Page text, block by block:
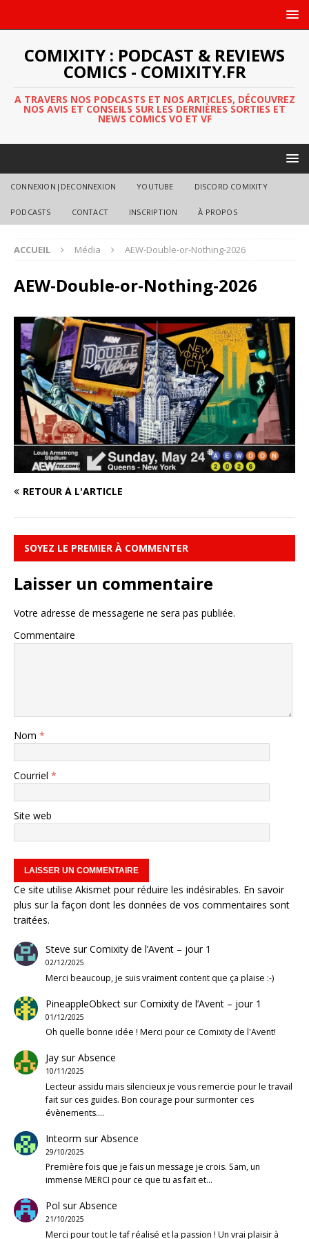
COMIXITY : PODCAST & REVIEWS
COMICS - COMIXITY.FR
A TRAVERS NOS PODCASTS ET NOS ARTICLES, DÉCOUVREZ
NOS AVIS ET CONSEILS SUR LES DERNIÈRES SORTIES ET
NEWS COMICS VO ET VF
CONNEXION|DECONNEXION YOUTUBE DISCORD COMIXITY
PODCASTS CONTACT INSCRIPTION À PROPOS
ACCUEIL Média AEW-Double-or-Nothing-2026
AEW-Double-or-Nothing-2026
RETOUR À L'ARTICLE
SOYEZ LE PREMIER À COMMENTER
Laisser un commentaire
Votre adresse de messagerie ne sera pas publiée.
Commentaire
Nom *
Courriel *
Site web
Ce site utilise Akismet pour réduire les indésirables. En savoir
plus sur la façon dont les données de vos commentaires sont
traitées.
Steve surComixity de l’Avent – jour 1
02/12/2025
Merci beaucoup, je suis vraiment content que ça plaise :-)
PineappleObkectsurComixity de l’Avent – jour 1
01/12/2025
Oh quelle bonne idée ! Merci pour ce Comixity de l'Avent!
JaysurAbsence
10/11/2025
Lecteur assidu mais silencieux je vous remercie pour le travail
fait sur ces guides. Bon courage pour surmonter ces
évènements.…
Inteorm surAbsence
29/10/2025
Première fois que je fais un message je crois. Sam, un
immense MERCI pour ce que tu as fait et…
Pol surAbsence
21/10/2025
Merci pour tout le taf réalisé et la passion ! Un vrai plaisir à